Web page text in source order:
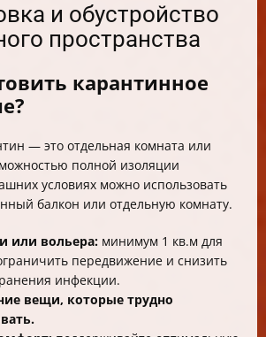
и обустройство
пространства
карантинное
— это отдельная комната или
полной изоляции
условиях можно использовать
балкон или отдельную комнату.
или вольера: минимум 1 кв.м для
передвижение и снизить
инфекции.
вещи, которые трудно